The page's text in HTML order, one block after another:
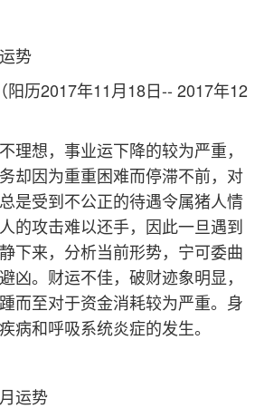
势
历2017年11月18日-- 2017年12
理想，事业运下降的较为严重，
却因为重重困难而停滞不前，对
是受到不公正的待遇令属猪人情
的攻击难以还手，因此一旦遇到
下来，分析当前形势，宁可委曲
凶。财运不佳，破财迹象明显，
而至对于资金消耗较为严重。身
病和呼吸系统炎症的发生。
运势